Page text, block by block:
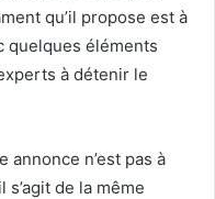
qu’il propose est à
quelques éléments
à détenir le
n’est pas à
de la même